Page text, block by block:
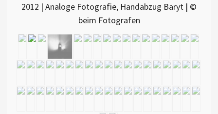
2012 | Analoge Fotografie, Handabzug Baryt | ©
beim Fotografen